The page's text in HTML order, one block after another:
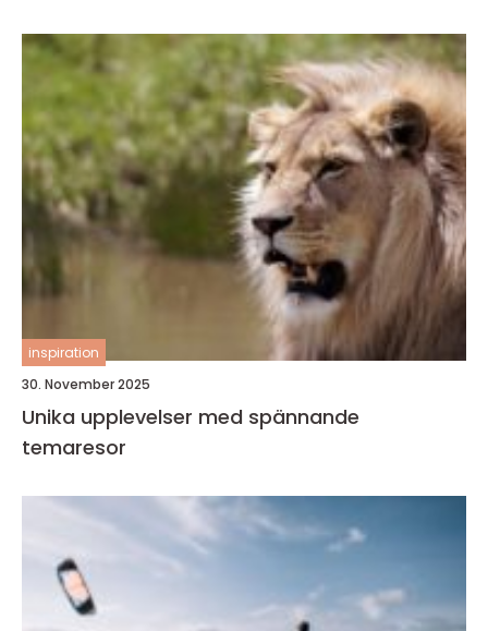
inspiration
30. November 2025
Unika upplevelser med spännande
temaresor